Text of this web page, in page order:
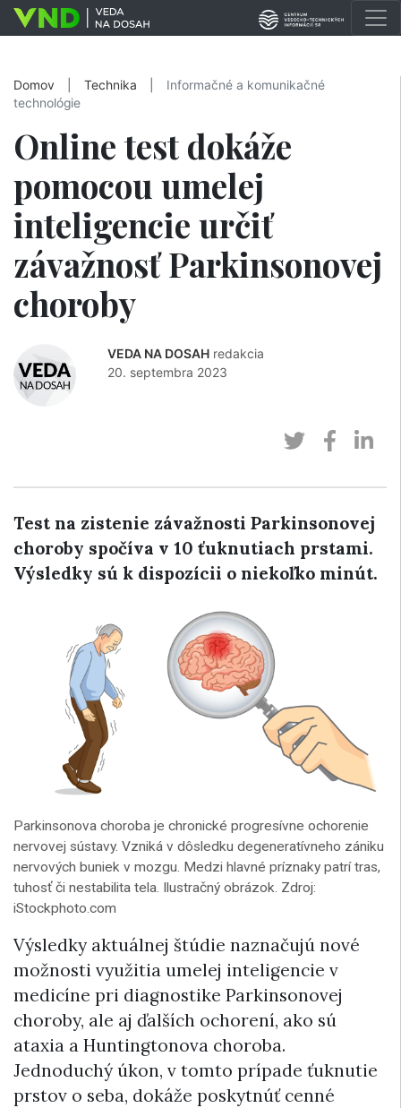
Domov Technika
Informačné a komunikačné
technológie
Online test dokáže
pomocou umelej
inteligencie určiť
závažnosť Parkinsonovej
choroby
VEDA NA DOSAH redakcia
20. septembra 2023
Test na zistenie závažnosti Parkinsonovej
choroby spočíva v 10 ťuknutiach prstami.
Výsledky sú k dispozícii o niekoľko minút.
Parkinsonova choroba je chronické progresívne ochorenie
nervovej sústavy. Vzniká v dôsledku degeneratívneho zániku
nervových buniek v mozgu. Medzi hlavné príznaky patrí tras,
tuhosť či nestabilita tela. Ilustračný obrázok. Zdroj:
iStockphoto.com
Výsledky aktuálnej štúdie naznačujú nové
možnosti využitia umelej inteligencie v
medicíne pri diagnostike Parkinsonovej
choroby, ale aj ďalších ochorení, ako sú
ataxia a Huntingtonova choroba.
Jednoduchý úkon, v tomto prípade ťuknutie
prstov o seba, dokáže poskytnúť cenné